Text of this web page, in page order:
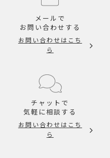
メールで
お問い合わせする
お問い合わせはこち
ら
チャットで
気軽に相談する
お問い合わせはこち
ら